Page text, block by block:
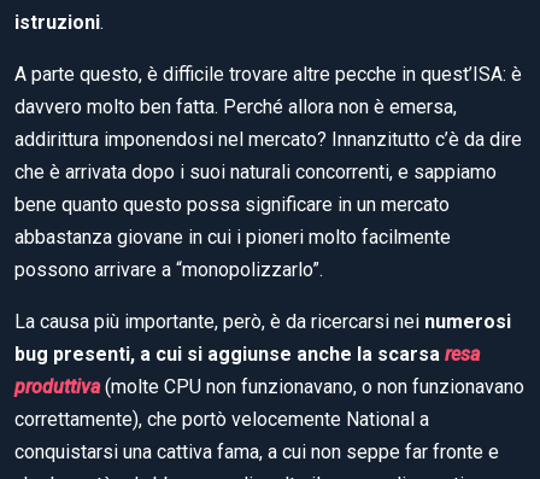
istruzioni.
A parte questo, è difficile trovare altre pecche in quest’ISA: è
davvero molto ben fatta. Perché allora non è emersa,
addirittura imponendosi nel mercato? Innanzitutto c’è da dire
che è arrivata dopo i suoi naturali concorrenti, e sappiamo
bene quanto questo possa significare in un mercato
abbastanza giovane in cui i pioneri molto facilmente
possono arrivare a “monopolizzarlo”.
La causa più importante, però, è da ricercarsi nei numerosi
bug presenti, a cui si aggiunse anche la scarsa resa
produttiva(molte CPU non funzionavano, o non funzionavano
correttamente), che portò velocemente National a
conquistarsi una cattiva fama, a cui non seppe far fronte e